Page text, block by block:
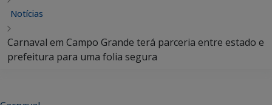
Notícias
Carnaval em Campo Grande terá parceria entre estado e
prefeitura para uma folia segura